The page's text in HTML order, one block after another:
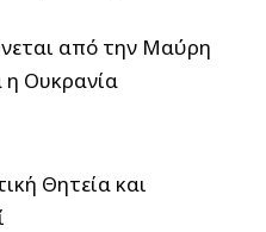
από την Μαύρη
Ουκρανία
Θητεία και